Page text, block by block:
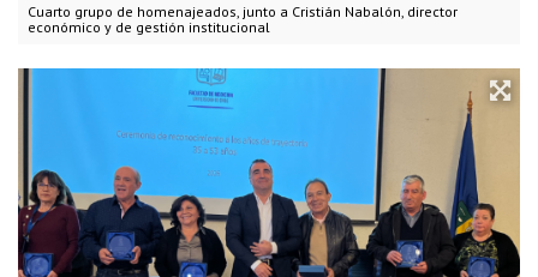
Cuarto grupo de homenajeados, junto a Cristián Nabalón, director
económico y de gestión institucional